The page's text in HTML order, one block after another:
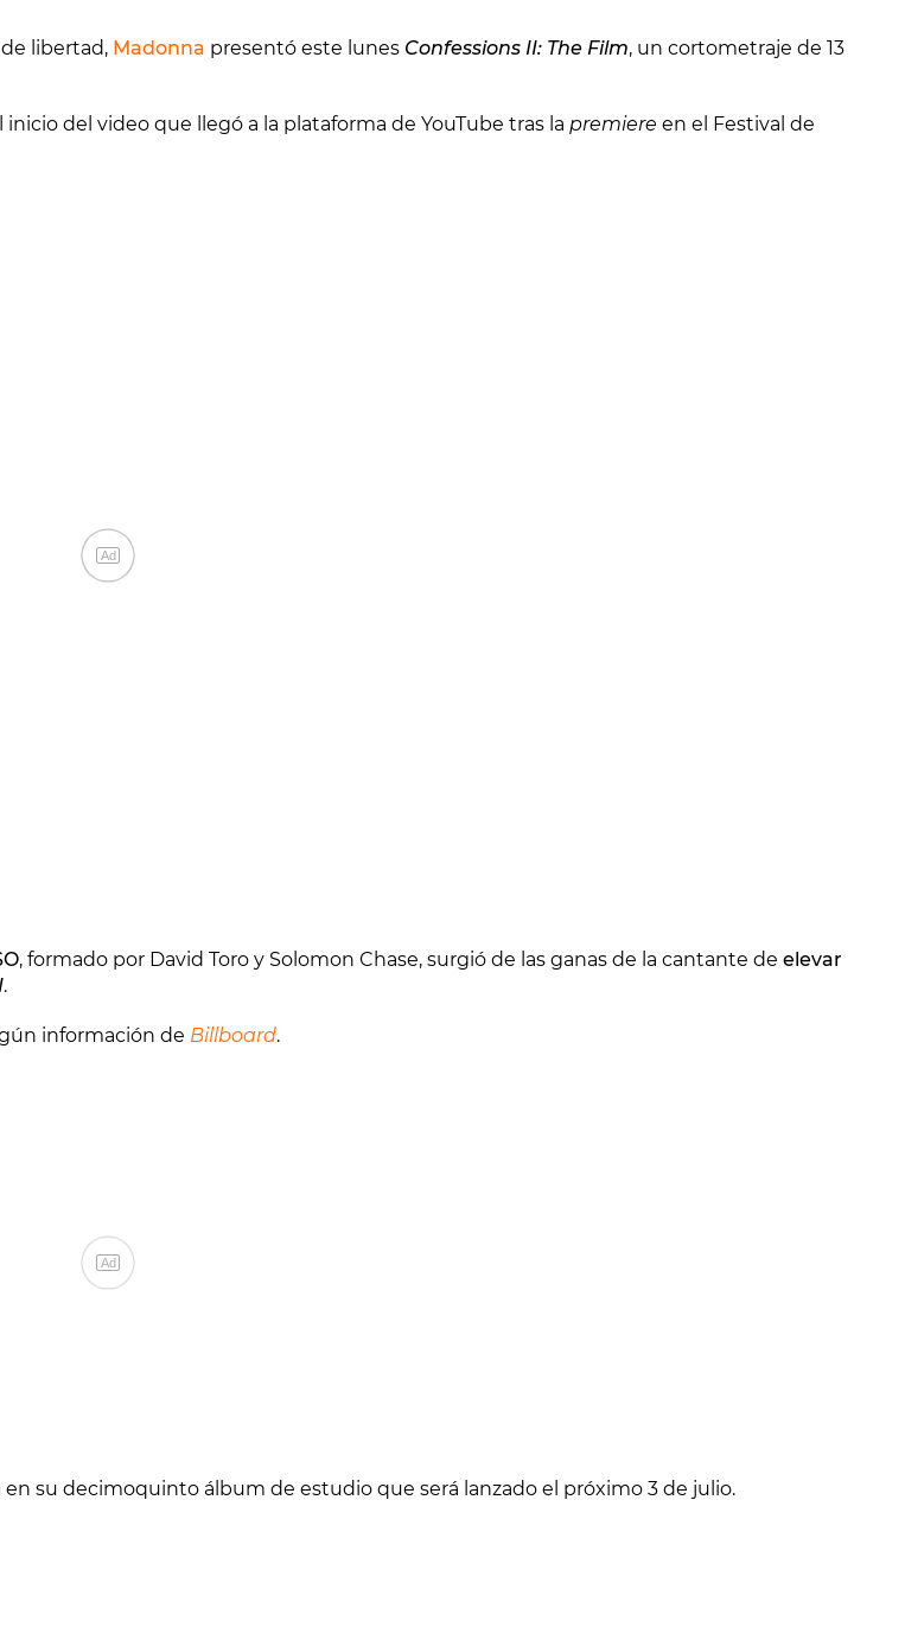
libertad, Madonna presentó este lunes Confessions II: The Film, un cortometraje de 13
del video que llegó a la plataforma de YouTube tras la premiere en el Festival de
Ad
, formado por David Toro y Solomon Chase, surgió de las ganas de la cantante de elevar
.
información de Billboard.
Ad
su decimoquinto álbum de estudio que será lanzado el próximo 3 de julio.